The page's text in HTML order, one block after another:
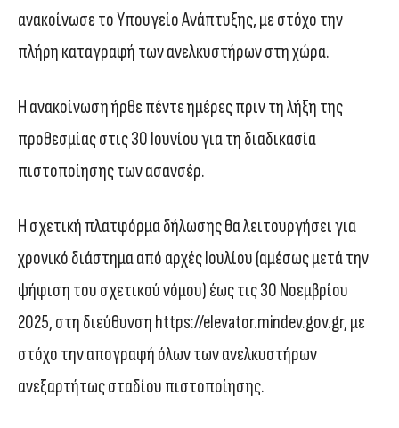
ανακοίνωσε το Υπουγείο Ανάπτυξης, με στόχο την
πλήρη καταγραφή των ανελκυστήρων στη χώρα.
Η ανακοίνωση ήρθε πέντε ημέρες πριν τη λήξη της
προθεσμίας στις 30 Ιουνίου για τη διαδικασία
πιστοποίησης των ασανσέρ.
Η σχετική πλατφόρμα δήλωσης θα λειτουργήσει για
χρονικό διάστημα από αρχές Ιουλίου (αμέσως μετά την
ψήφιση του σχετικού νόμου) έως τις 30 Νοεμβρίου
2025, στη διεύθυνση https://elevator.mindev.gov.gr, με
στόχο την απογραφή όλων των ανελκυστήρων
ανεξαρτήτως σταδίου πιστοποίησης.